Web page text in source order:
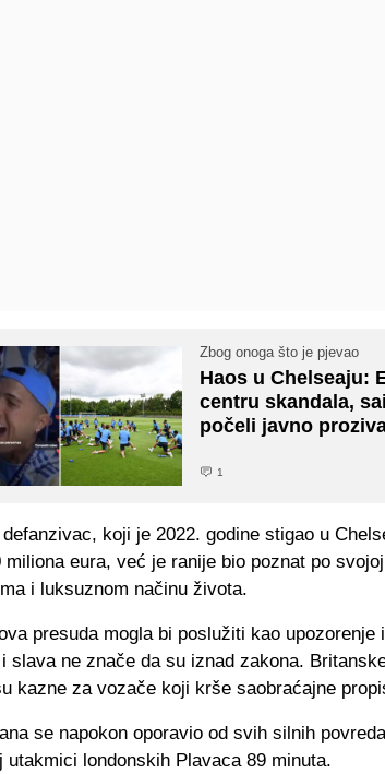
Zbog onoga što je pjevao
Haos u Chelseaju:
centru skandala,
počeli javno
1
koji je 2022. godine stigao u
miliona eura, već je ranije bio poznat po
i luksuznom načinu života.
presuda mogla bi poslužiti kao upozorenje
slava ne znače da su iznad zakona.
kazne za vozače koji krše saobraćajne
se napokon oporavio od svih silnih
utakmici londonskih Plavaca 89 minuta.